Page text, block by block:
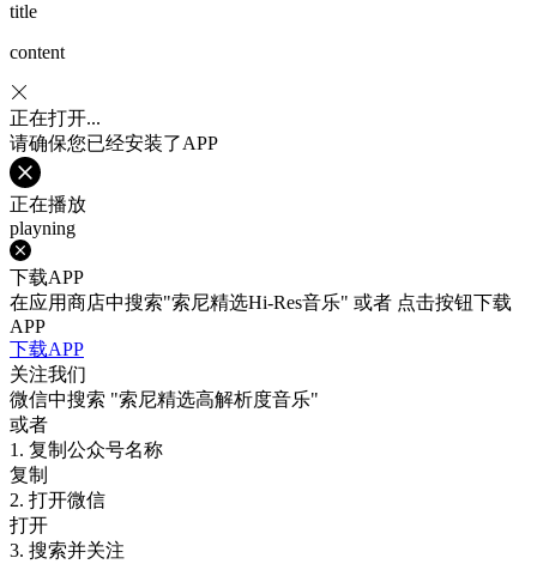
title
content
正在打开...
请确保您已经安装了APP
正在播放
playning
下载APP
在应用商店中搜索"索尼精选Hi-Res音乐" 或者 点击按钮下载
APP
下载APP
关注我们
微信中搜索 "索尼精选高解析度音乐"
或者
1. 复制公众号名称
复制
2. 打开微信
打开
3. 搜索并关注